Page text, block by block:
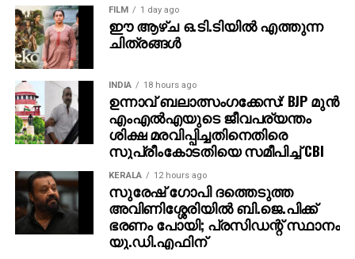
ക്രിസ്ത്യന്‍ മിഷനറിമാര്‍ ഹിന്ദുസമൂഹത്തിന്റെ
സഹിഷ്ണുതയെ ചൂഷണം ചെയ്ത് മതപരിവര്‍ത്തനം
നടത്തുകയാണെന്നും അത് തടയുകയാണ് കത്തിന്റെ
ലക്ഷ്യമെന്നും സുരേന്ദ്ര ഗുപ്ത മാധ്യമത്തോട് പറഞ്ഞു.
ഇന്ത്യയില്‍ മതപരിവര്‍ത്തന പ്രവര്‍ത്തനങ്ങളില്‍ നിന്ന്
സഭ പരസ്യമായി വിട്ടുനില്‍ക്കണമെന്ന് അദ്ദേഹം
ആവശ്യപ്പെട്ടു. മതപരിവര്‍ത്തന ശ്രമങ്ങള്‍ തുടരുന്ന
സാഹചര്യത്തില്‍ സമൂഹത്തെ സംരക്ഷിക്കാന്‍
അവകാശമുണ്ടെന്നുമാണ് വിഎച്ച്പിയുടെ നിലപാട്.
FILM 1 day ago
ഈ ആഴ്ച ഒ.ടി.ടിയിൽ എത്തുന്ന
ചിത്രങ്ങൾ
INDIA 18 hours ago
ഉന്നാവ് ബലാത്സംഗക്കേസ്: BJP മുന്‍
എംഎല്‍എയുടെ ജീവപര്യന്തം
ശിക്ഷ മരവിപ്പിച്ചതിനെതിരെ
സുപ്രീംകോടതിയെ സമീപിച്ച് CBI
KERALA 12 hours ago
സുരേഷ് ഗോപി ദത്തെടുത്ത
അവിണിശ്ശേരിയില്‍ ബി.ജെ.പിക്ക്
ഭരണം പോയി; പ്രസിഡന്റ് സ്ഥാനം
യു.ഡി.എഫിന്